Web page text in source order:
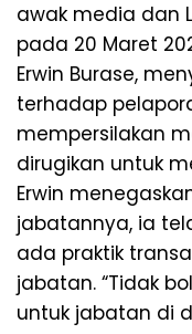
awak media dan
pada 20 Maret
Erwin Burase,
terhadap
mempersilakan
dirugikan untuk
Erwin
jabatannya, ia
ada praktik
jabatan. “Tidak
untuk jabatan di